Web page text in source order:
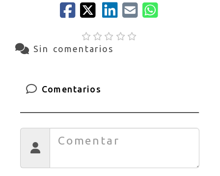
Sin comentarios
Comentarios